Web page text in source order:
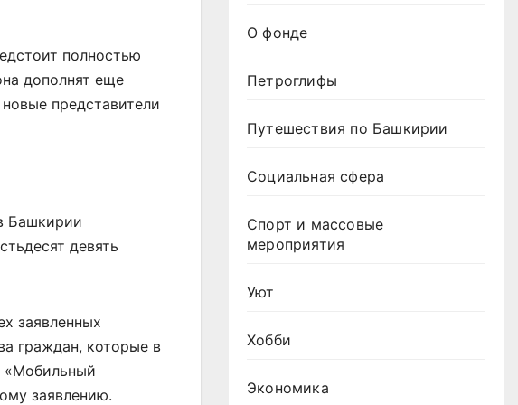
полностью
дополнят еще
представители
Башкирии
девять
заявленных
граждан, которые в
«Мобильный
заявлению.
О фонде
Петроглифы
Путешествия по Башкирии
Социальная сфера
Спорт и массовые
мероприятия
Уют
Хобби
Экономика